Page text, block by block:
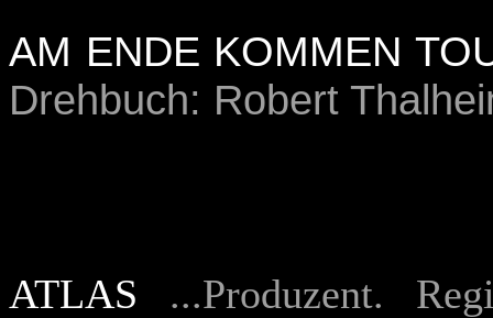
AM ENDE KOMMEN
Drehbuch: Robert
ATLAS ...Produzent.